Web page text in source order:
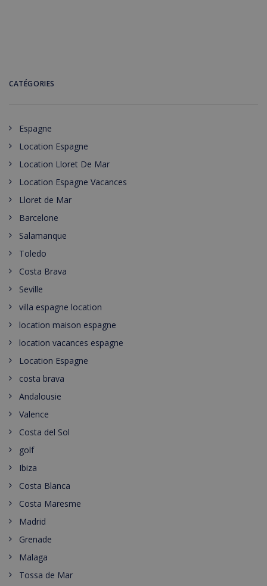
CATÉGORIES
Espagne
Location Espagne
Location Lloret De Mar
Location Espagne Vacances
Lloret de Mar
Barcelone
Salamanque
Toledo
Costa Brava
Seville
villa espagne location
location maison espagne
location vacances espagne
Location Espagne
costa brava
Andalousie
Valence
Costa del Sol
golf
Ibiza
Costa Blanca
Costa Maresme
Madrid
Grenade
Malaga
Tossa de Mar